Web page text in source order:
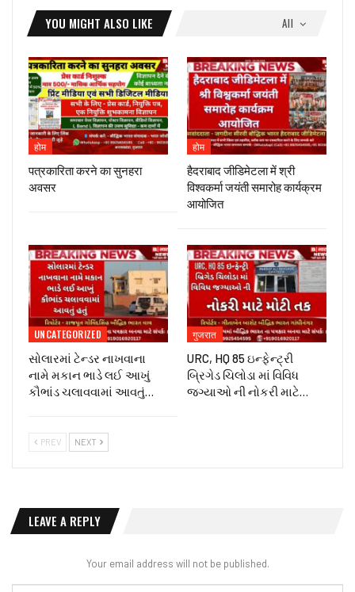
All
YOU MIGHT ALSO LIKE
होम
पत्रकारिता करने का सुनहरा
अवसर
होम
हैदराबाद जीडिमेटला में श्री
विश्वकर्मा जयंती समारोह कार्यक्रम
आयोजित
UNCATEGORIZED
સોલારમાં ટેન્ડર નાખવાના
નામે મકાન ભાડે લઈ આખું
કૌભાંડ ચલાવવામાં આવતું…
गुजरात
URC, HQ 85 ઇન્ફેન્ટ્રી
બ્રિગેડ ચિલોડા માં વિવિધ
જગ્યાઓ ની નોકરી માટે…
PREV NEXT
LEAVE A REPLY
Your email address will not be published.